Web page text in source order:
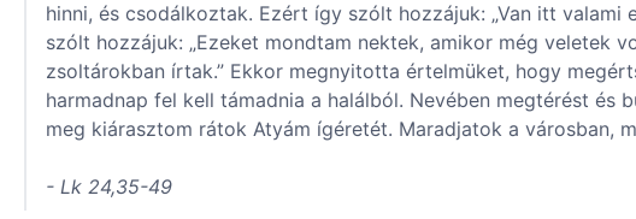
hinni, és csodálkoztak. Ezért így szólt hozzájuk: „Van itt
szólt hozzájuk: „Ezeket mondtam nektek, amikor még veletek
zsoltárokban írtak.” Ekkor megnyitotta értelmüket, hogy
harmadnap fel kell támadnia a halálból. Nevében megtérést
meg kiárasztom rátok Atyám ígéretét. Maradjatok a városban,
- Lk 24,35-49